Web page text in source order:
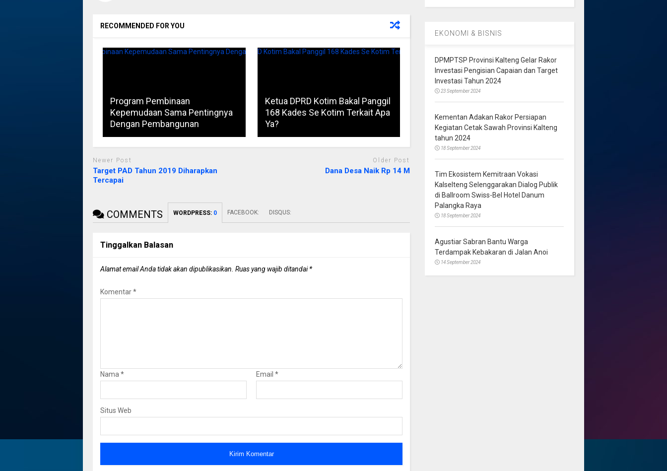
RECOMMENDED FOR YOU
Program Pembinaan
Kepemudaan Sama Pentingnya
Dengan Pembangunan
Ketua DPRD Kotim Bakal Panggil
168 Kades Se Kotim Terkait Apa
Ya?
Newer Post
Target PAD Tahun 2019 Diharapkan
Tercapai
Older Post
Dana Desa Naik Rp 14 M
COMMENTS WORDPRESS: 0 FACEBOOK: DISQUS:
Tinggalkan Balasan
Alamat email Anda tidak akan dipublikasikan. Ruas yang wajib ditandai*
Komentar*
Nama * Email *
Situs Web
EKONOMI & BISNIS
DPMPTSP Provinsi Kalteng Gelar Rakor
Investasi Pengisian Capaian dan Target
Investasi Tahun 2024
23 September 2024
Kementan Adakan Rakor Persiapan
Kegiatan Cetak Sawah Provinsi Kalteng
tahun 2024
18 September 2024
Tim Ekosistem Kemitraan Vokasi
Kalselteng Selenggarakan Dialog Publik
di Ballroom Swiss-Bel Hotel Danum
Palangka Raya
18 September 2024
Agustiar Sabran Bantu Warga
Terdampak Kebakaran di Jalan Anoi
14 September 2024